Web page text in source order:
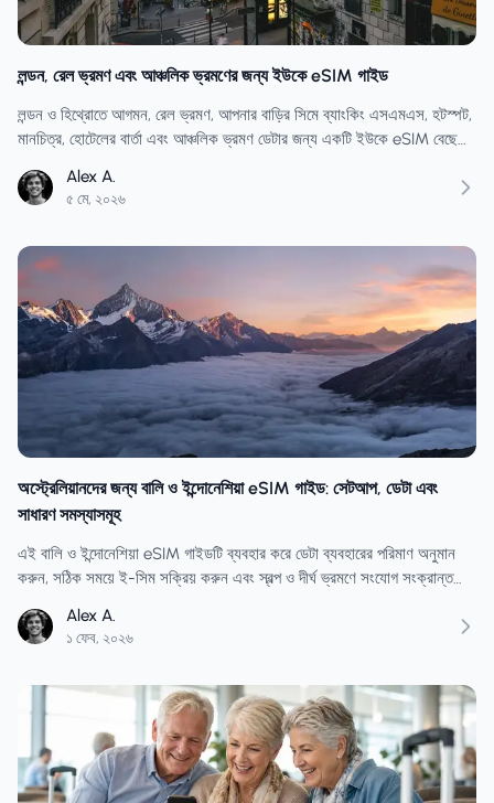
লন্ডন, রেল ভ্রমণ এবং আঞ্চলিক ভ্রমণের জন্য ইউকে eSIM গাইড
লন্ডন ও হিথ্রোতে আগমন, রেল ভ্রমণ, আপনার বাড়ির সিমে ব্যাংকিং এসএমএস, হটস্পট,
মানচিত্র, হোটেলের বার্তা এবং আঞ্চলিক ভ্রমণ ডেটার জন্য একটি ইউকে eSIM বেছে
Alex A.
৫ মে, ২০২৬
অস্ট্রেলিয়ানদের জন্য বালি ও ইন্দোনেশিয়া eSIM গাইড: সেটআপ, ডেটা এবং
সাধারণ সমস্যাসমূহ
এই বালি ও ইন্দোনেশিয়া eSIM গাইডটি ব্যবহার করে ডেটা ব্যবহারের পরিমাণ অনুমান
করুন, সঠিক সময়ে ই-সিম সক্রিয় করুন এবং স্বল্প ও দীর্ঘ ভ্রমণে সংযোগ সংক্রান্ত
Alex A.
১ ফেব, ২০২৬